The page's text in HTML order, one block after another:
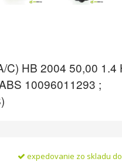
C) HB 2004 50,00 1.4
10096011293 ;
expedovanie zo skladu